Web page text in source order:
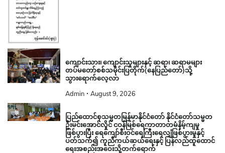
ကျောင်းသား၊ ကျောင်းသူများနှင့် ဆရာ၊ ဆရာမများ
တပ်မတော်စစ်သမိုင်းပြတိုက်(နေပြည်တော်)သို့
သွားရောက်လေ့လာ
Admin August 9, 2026
ပြည်ထောင်စုသမ္မတမြန်မာနိုင်ငံတော် နိုင်ငံတော်သမ္မတ
ဦးမင်းအောင်လှိုင် ငဝန်မြစ်ရေကာတာတမံနိမ့်ကျမှု
ဖြစ်ပွားပြီး ရေကျော်စီးဝင်ရေကြီးရေလျှံဖြစ်ပွားမှုနှင့်
ပတ်သက်၍ ကူညီကယ်ဆယ်ရေးနှင့် ပြန်လည်ထူထောင်
ရေးအစည်းအဝေးသို့တက်ရောက်